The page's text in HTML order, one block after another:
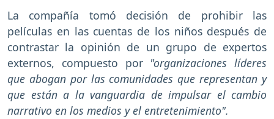
La compañía tomó decisión de prohibir las
películas en las cuentas de los niños después de
contrastar la opinión de un grupo de expertos
externos, compuesto por"organizaciones líderes
que abogan por las comunidades que representan y
que están a la vanguardia de impulsar el cambio
narrativo en los medios y el entretenimiento".